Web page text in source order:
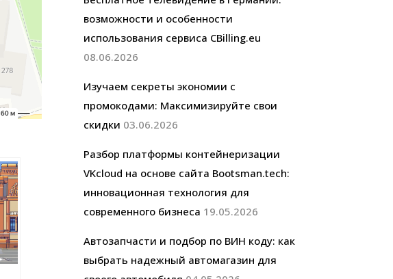
возможности и особенности
использования сервиса CBilling.eu
08.06.2026
Изучаем секреты экономии с
промокодами: Максимизируйте свои
скидки 03.06.2026
Разбор платформы контейнеризации
VKcloud на основе сайта Bootsman.tech:
инновационная технология для
современного бизнеса 19.05.2026
Автозапчасти и подбор по ВИН коду: как
выбрать надежный автомагазин для